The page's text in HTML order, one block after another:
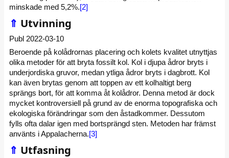
minskade med 5,2%.[2]
⇑ Utvinning
Publ 2022-03-10
Beroende på kolådrornas placering och kolets kvalitet utnyttjas
olika metoder för att bryta fossilt kol. Kol i djupa ådror bryts i
underjordiska gruvor, medan ytliga ådror bryts i dagbrott. Kol
kan även brytas genom att toppen av ett kolhaltigt berg
sprängs bort, för att komma åt kolådror. Denna metod är dock
mycket kontroversiell på grund av de enorma topografiska och
ekologiska förändringar som den åstadkommer. Dessutom
fylls ofta dalar igen med bortsprängd sten. Metoden har främst
använts i Appalacherna.[3]
⇑ Utfasning